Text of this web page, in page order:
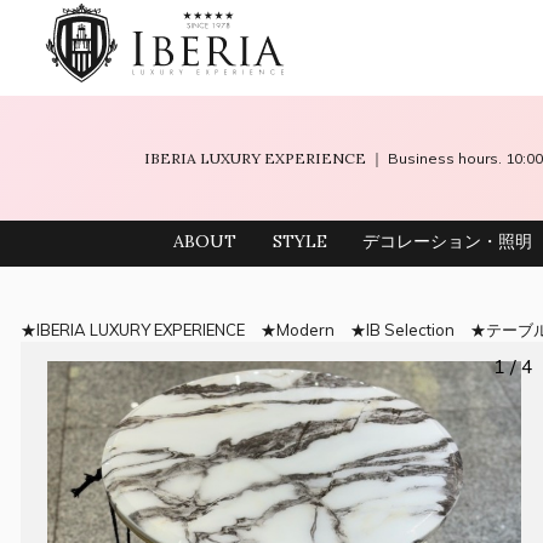
IBERIA LUXURY EXPERIENCE ｜ Business hours.
ABOUT STYLE デコレーション・照明
IBERIA LUXURY EXPERIENCE Modern IB Selection テーブ
1 / 4